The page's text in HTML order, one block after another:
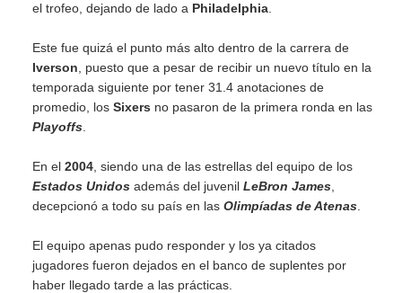
el trofeo, dejando de lado a Philadelphia
Este fue quizá el punto más alto dentro de la carrera de
Iverson , puesto que a pesar de recibir un nuevo título en la
temporada siguiente por tener 31.4 anotaciones de
promedio, los Sixers no pasaron de la primera ronda en las
Playoffs
En el 2004 , siendo una de las estrellas del equipo de los
Estados Unidos además del juvenil LeBron James
decepcionó a todo su país en las Olimpíadas de Atenas
El equipo apenas pudo responder y los ya citados
jugadores fueron dejados en el banco de suplentes por
haber llegado tarde a las prácticas.